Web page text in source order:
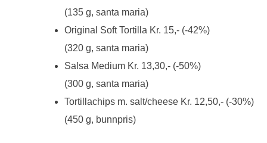
(135 g, santa maria)
Original Soft Tortilla Kr. 15,- (-42%)
(320 g, santa maria)
Salsa Medium Kr. 13,30,- (-50%)
(300 g, santa maria)
Tortillachips m. salt/cheese Kr. 12,50,- (-30%)
(450 g, bunnpris)